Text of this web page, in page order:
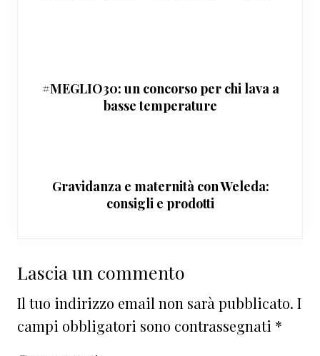
#MEGLIO30: un concorso per chi lava a
basse temperature
Gravidanza e maternità con Weleda:
consigli e prodotti
Interazioni
del
lettore
Lascia un commento
Il tuo indirizzo email non sarà pubblicato. I
campi obbligatori sono contrassegnati *